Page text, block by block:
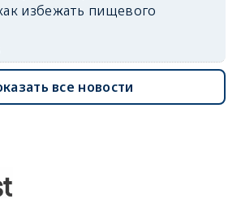
избежать пищевого
все новости